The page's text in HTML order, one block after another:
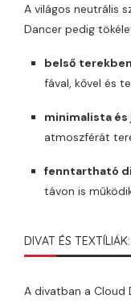
A világos neutrális
Dancer pedig
belső terekben
fával, kővel és
minimalista
atmoszférát
fenntartható
távon is
DIVAT ÉS
A divatban a Cloud